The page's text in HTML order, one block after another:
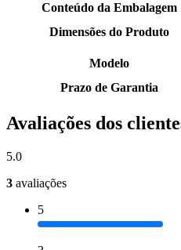
Conteúdo da Embalagem
Dimensões do Produto
Modelo
Prazo de Garantia
Avaliações dos
5.0
3 avaliações
5